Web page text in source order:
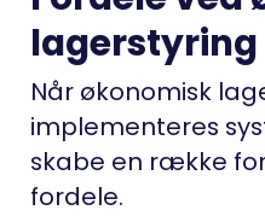
lagerstyring
Når økonomisk
implementeres
skabe en række
fordele.